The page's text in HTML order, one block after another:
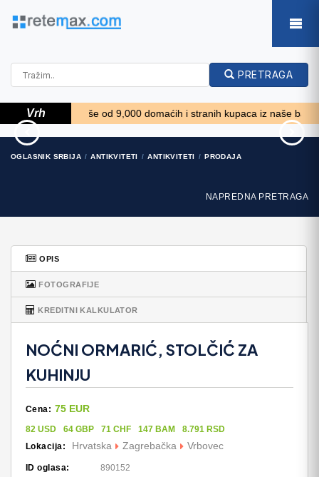
PRETRAGA
Vrh Više od 9,000 domaćih i stranih kupaca iz naše baze
12.100 EUR
Istra, Kavran, 3..
OGLASNIK SRBIJA ANTIKVITETI ANTIKVITETI PRODAJA
NAPREDNA PRETRAGA
OPIS
FOTOGRAFIJE
KREDITNI KALKULATOR
NOĆNI ORMARIĆ, STOLČIĆ ZA
KUHINJU
Cena: 75 EUR
82 USD 64 GBP 71 CHF 147 BAM
8.791 RSD
Lokacija:
Hrvatska Zagrebačka Vrbovec
ID oglasa:
890152